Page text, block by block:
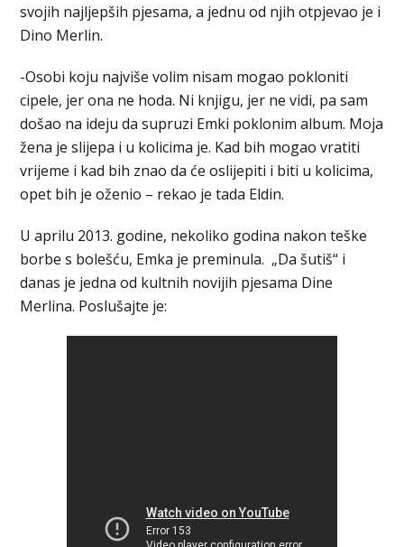
svojih najljepših pjesama, a jednu od njih otpjevao je i
Dino Merlin.
-Osobi koju najviše volim nisam mogao pokloniti
cipele, jer ona ne hoda. Ni knjigu, jer ne vidi, pa sam
došao na ideju da supruzi Emki poklonim album. Moja
žena je slijepa i u kolicima je. Kad bih mogao vratiti
vrijeme i kad bih znao da će oslijepiti i biti u kolicima,
opet bih je oženio – rekao je tada Eldin.
U aprilu 2013. godine, nekoliko godina nakon teške
borbe s bolešću, Emka je preminula. „Da šutiš“ i
danas je jedna od kultnih novijih pjesama Dine
Merlina. Poslušajte je: